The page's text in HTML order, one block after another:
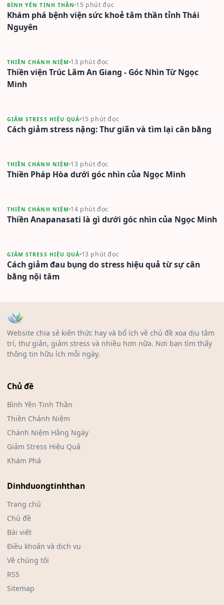
BÌNH YÊN TINH THẦN 15 phút đọc
Khám phá bệnh viện sức khoẻ tâm thần tỉnh Thái
Nguyên
THIỀN CHÁNH NIỆM 13 phút đọc
Thiền viện Trúc Lâm An Giang - Góc Nhìn Từ Ngọc
Minh
GIẢM STRESS HIỆU QUẢ 15 phút đọc
Cách giảm stress nặng: Thư giãn và tìm lại cân bằng
THIỀN CHÁNH NIỆM 13 phút đọc
Thiền Pháp Hòa dưới góc nhìn của Ngọc Minh
THIỀN CHÁNH NIỆM 14 phút đọc
Thiền Anapanasati là gì dưới góc nhìn của Ngọc Minh
GIẢM STRESS HIỆU QUẢ 13 phút đọc
Cách giảm đau bụng do stress hiệu quả từ sự cân
bằng nội tâm
Website chia sẻ kiến thức hay và bổ ích về chủ đề xoa dịu tâm
trí, thư giản, giảm stress và nhiều hơn nữa. Nơi bạn tìm thấy
thông tin hữu ích mỗi ngày.
Chủ đề
Bình Yên Tinh Thần
Thiền Chánh Niệm
Chánh Niệm Hằng Ngày
Giảm Stress Hiệu Quả
Khám Phá
Dinhduongtinhthan
Trang chủ
Chủ đề
Bài viết
Điều khoản và dịch vụ
Về chúng tôi
RSS
Sitemap